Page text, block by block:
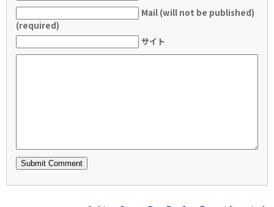
Mail (will not be published)
(required)
サイト